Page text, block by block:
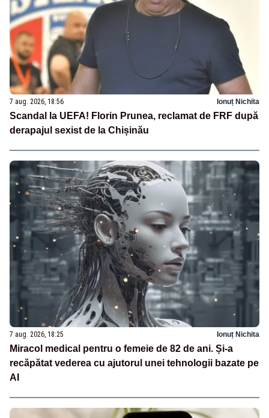
7 aug. 2026, 18:56 Ionuț Nichita
Scandal la UEFA! Florin Prunea, reclamat de FRF după
derapajul sexist de la Chișinău
7 aug. 2026, 18:25 Ionuț Nichita
Miracol medical pentru o femeie de 82 de ani. Și-a
recăpătat vederea cu ajutorul unei tehnologii bazate pe
AI